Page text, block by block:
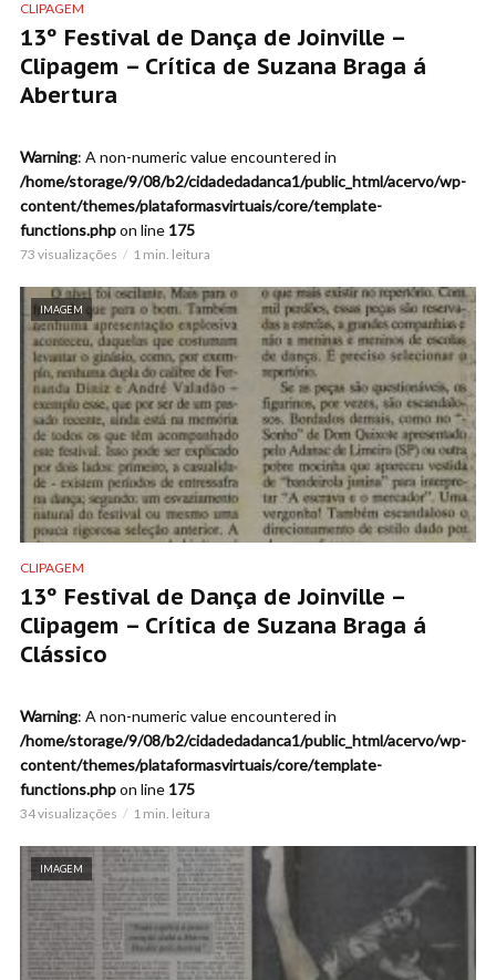
CLIPAGEM
13º Festival de Dança de Joinville –
Clipagem – Crítica de Suzana Braga á
Abertura
Warning: A non-numeric value encountered in
/home/storage/9/08/b2/cidadedadanca1/public_html/acervo/wp-
content/themes/plataformasvirtuais/core/template-
functions.phpon line 175
73 visualizações 1 min. leitura
IMAGEM
CLIPAGEM
13º Festival de Dança de Joinville –
Clipagem – Crítica de Suzana Braga á
Clássico
Warning: A non-numeric value encountered in
/home/storage/9/08/b2/cidadedadanca1/public_html/acervo/wp-
content/themes/plataformasvirtuais/core/template-
functions.phpon line 175
34 visualizações 1 min. leitura
IMAGEM